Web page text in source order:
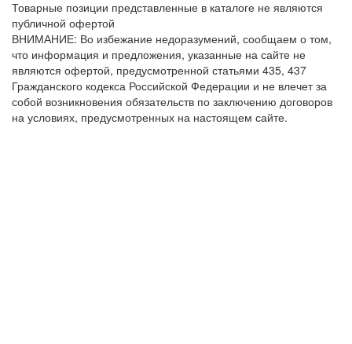
Товарные позиции представленные в каталоге не являются
публичной офертой
ВНИМАНИЕ: Во избежание недоразумений, сообщаем о том,
что информация и предложения, указанные на сайте не
являются офертой, предусмотренной статьями 435, 437
Гражданского кодекса Российской Федерации и не влечет за
собой возникновения обязательств по заключению договоров
на условиях, предусмотренных на настоящем сайте.